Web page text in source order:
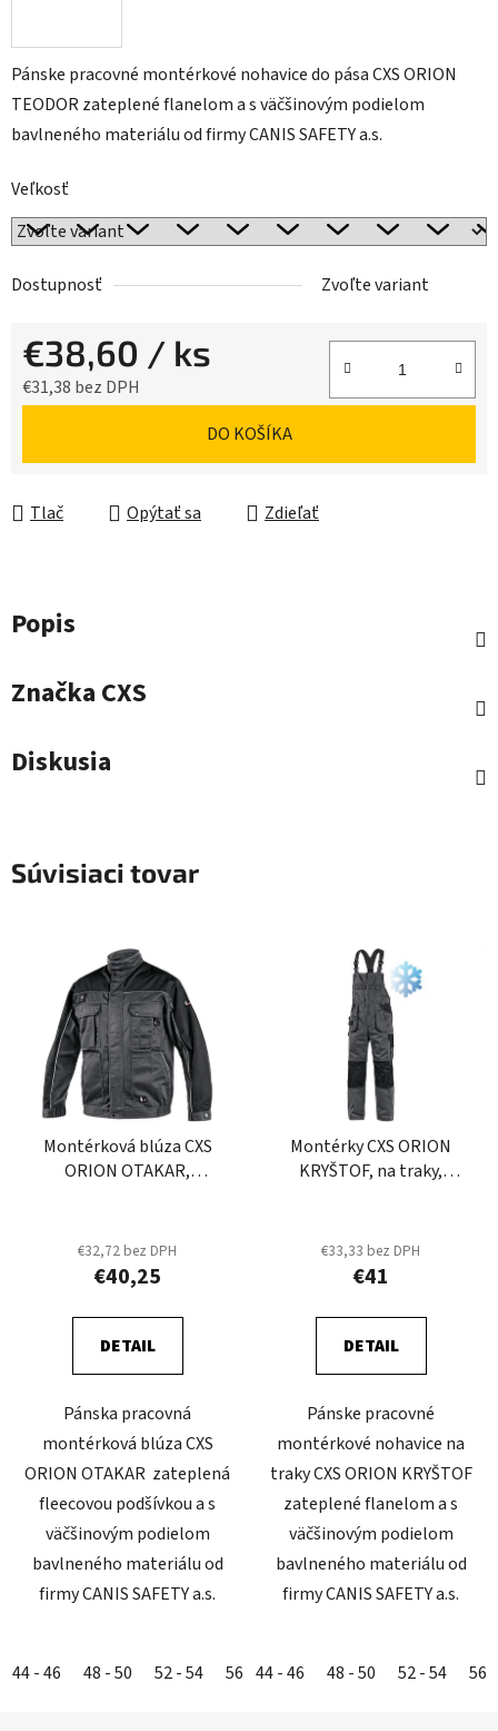
Pánske pracovné montérkové nohavice do pása CXS ORION
TEODOR zateplené flanelom a s väčšinovým podielom
bavlneného materiálu od firmy CANIS SAFETY a.s.
Veľkosť
Dostupnosť Zvoľte variant
€38,60 / ks
€31,38 bez DPH
DO KOŠÍKA
Tlač Opýtať sa Zdieľať
Popis
Značka CXS
Diskusia
Súvisiaci tovar
Montérková blúza CXS
ORION OTAKAR,
€32,72 bez DPH
€40,25
DETAIL
Pánska pracovná
montérková blúza CXS
ORION OTAKAR zateplená
fleecovou podšívkou a s
väčšinovým podielom
bavlneného materiálu od
firmy CANIS SAFETY a.s.
44 - 46 48 - 50 52 - 54 56 - 58 60 - 62
Montérky CXS ORION
KRYŠTOF, na traky,
€33,33 bez DPH
€41
DETAIL
Pánske pracovné
montérkové nohavice na
traky CXS ORION KRYŠTOF
zateplené flanelom a s
väčšinovým podielom
bavlneného materiálu od
firmy CANIS SAFETY a.s.
44 - 46 48 - 50 52 - 54 56